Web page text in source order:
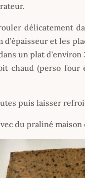
délicatement
et les
un plat d’environ
chaud (perso
puis laisser
du praliné